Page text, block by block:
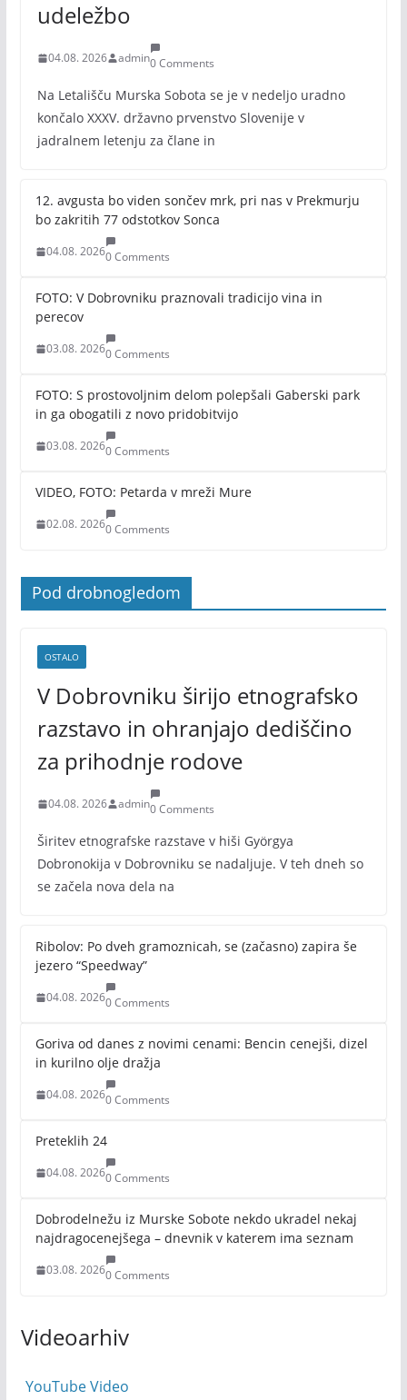
udeležbo
04.08. 2026 admin0 Comments
Na Letališču Murska Sobota se je v nedeljo uradno
končalo XXXV. državno prvenstvo Slovenije v
jadralnem letenju za člane in
12. avgusta bo viden sončev mrk, pri nas v Prekmurju
bo zakritih 77 odstotkov Sonca
04.08. 20260 Comments
FOTO: V Dobrovniku praznovali tradicijo vina in
perecov
03.08. 20260 Comments
FOTO: S prostovoljnim delom polepšali Gaberski park
in ga obogatili z novo pridobitvijo
03.08. 20260 Comments
VIDEO, FOTO: Petarda v mreži Mure
02.08. 20260 Comments
Pod drobnogledom
OSTALO
V Dobrovniku širijo etnografsko
razstavo in ohranjajo dediščino
za prihodnje rodove
04.08. 2026 admin0 Comments
Širitev etnografske razstave v hiši Györgya
Dobronokija v Dobrovniku se nadaljuje. V teh dneh so
se začela nova dela na
Ribolov: Po dveh gramoznicah, se (začasno) zapira še
jezero “Speedway”
04.08. 20260 Comments
Goriva od danes z novimi cenami: Bencin cenejši, dizel
in kurilno olje dražja
04.08. 20260 Comments
Preteklih 24
04.08. 20260 Comments
Dobrodelnežu iz Murske Sobote nekdo ukradel nekaj
najdragocenejšega – dnevnik v katerem ima seznam
03.08. 20260 Comments
Videoarhiv
YouTube Video